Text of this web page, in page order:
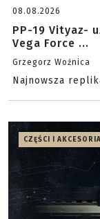
08.08.2026
PP-19 Vityaz-
Vega Force ...
Grzegorz Woźnica
Najnowsza
CZĘŚCI I AKCESORIA